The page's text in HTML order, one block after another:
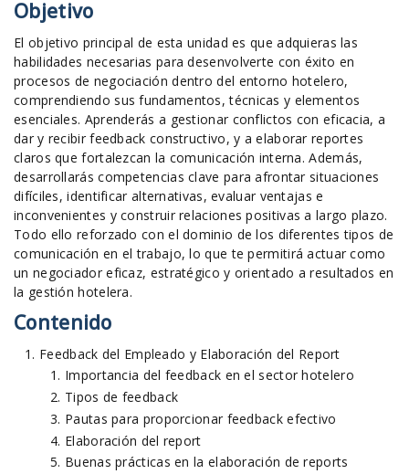
Objetivo
El objetivo principal de esta unidad es que adquieras las
habilidades necesarias para desenvolverte con éxito en
procesos de negociación dentro del entorno hotelero,
comprendiendo sus fundamentos, técnicas y elementos
esenciales. Aprenderás a gestionar conflictos con eficacia, a
dar y recibir feedback constructivo, y a elaborar reportes
claros que fortalezcan la comunicación interna. Además,
desarrollarás competencias clave para afrontar situaciones
difíciles, identificar alternativas, evaluar ventajas e
inconvenientes y construir relaciones positivas a largo plazo.
Todo ello reforzado con el dominio de los diferentes tipos de
comunicación en el trabajo, lo que te permitirá actuar como
un negociador eficaz, estratégico y orientado a resultados en
la gestión hotelera.
Contenido
Feedback del Empleado y Elaboración del Report
Importancia del feedback en el sector hotelero
Tipos de feedback
Pautas para proporcionar feedback efectivo
Elaboración del report
Buenas prácticas en la elaboración de reports